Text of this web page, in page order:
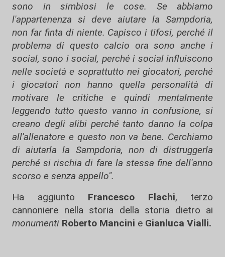
sono in simbiosi le cose. Se abbiamo
l'appartenenza si deve aiutare la Sampdoria,
non far finta di niente. Capisco i tifosi, perché il
problema di questo calcio ora sono anche i
social, sono i social, perché i social influiscono
nelle società e soprattutto nei giocatori, perché
i giocatori non hanno quella personalità di
motivare le critiche e quindi mentalmente
leggendo tutto questo vanno in confusione, si
creano degli alibi perché tanto danno la colpa
all'allenatore e questo non va bene. Cerchiamo
di aiutarla la Sampdoria, non di distruggerla
perché si rischia di fare la stessa fine dell'anno
scorso e senza appello".
Ha aggiunto Francesco Flachi, terzo
cannoniere nella storia della storia dietro ai
monumenti Roberto Mancini e Gianluca Vialli.